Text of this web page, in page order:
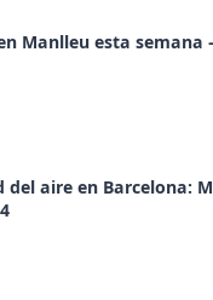
Manlleu esta semana
del aire en Barcelona: